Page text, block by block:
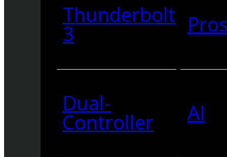
Thunderbolt
3
Dual-
Controller AI